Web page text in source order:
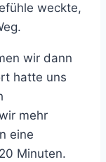
weckte,
wir dann
hatte uns
mehr
eine
Minuten.